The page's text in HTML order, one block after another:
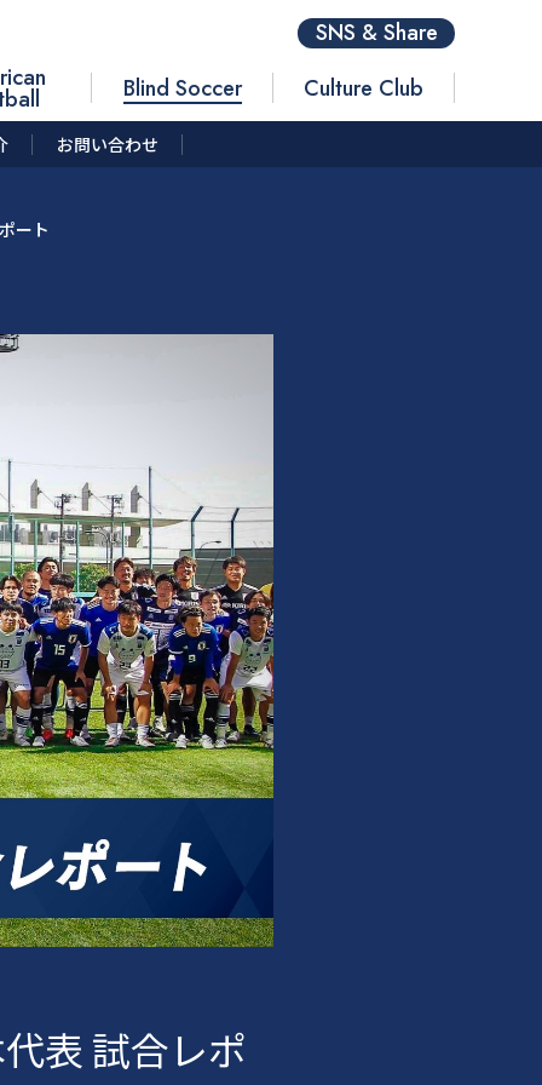
Blind Soccer Culture Club
SNS & Share
お問い合わせ
ート
表 試合レポ